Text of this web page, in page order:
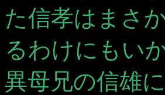
た信孝はまさ
るわけにもい
異母兄の信雄